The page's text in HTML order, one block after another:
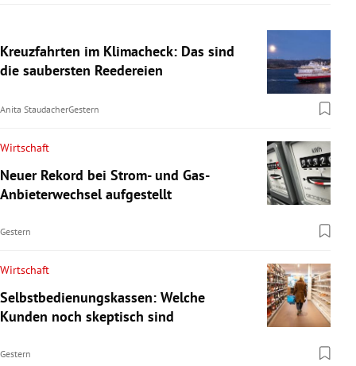
Kreuzfahrten im Klimacheck: Das sind
die saubersten Reedereien
Anita StaudacherGestern
Wirtschaft
Neuer Rekord bei Strom- und Gas-
Anbieterwechsel aufgestellt
Gestern
Wirtschaft
Selbstbedienungskassen: Welche
Kunden noch skeptisch sind
Gestern